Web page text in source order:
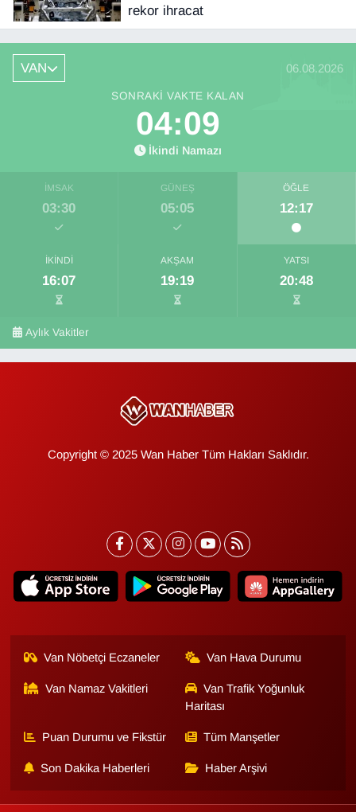
rekor ihracat
VAN 06.08.2026
SONRAKI VAKTE KALAN
04:09
İkindi Namazı
İMSAK
03:30
GÜNEŞ
05:05
ÖĞLE
12:17
İKINDI
16:07
AKŞAM
19:19
YATSI
20:48
Aylık Vakitler
Copyright © 2025 Wan Haber Tüm Hakları Saklıdır.
Van Nöbetçi Eczaneler Van Hava Durumu
Van Namaz Vakitleri
Van Trafik Yoğunluk
Haritası
Puan Durumu ve Fikstür Tüm Manşetler
Son Dakika Haberleri Haber Arşivi